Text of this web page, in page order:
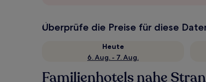
Überprüfe die Preise für diese
Heute
6. Aug. - 7. Aug.
Familienhotels nahe